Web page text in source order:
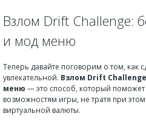
Взлом Drift Challenge:
и мод меню
Теперь давайте поговорим о том, как
увлекательной. Взлом Drift Challenge
меню — это способ, который поможет
возможностям игры, не тратя при
виртуальной валюты.